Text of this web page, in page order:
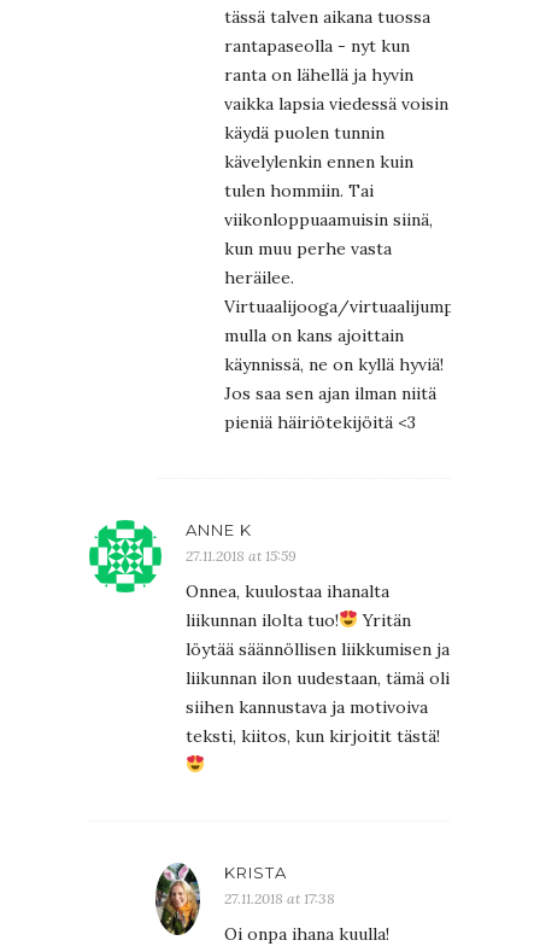
tässä talven aikana tuossa
rantapaseolla - nyt kun
ranta on lähellä ja hyvin
vaikka lapsia viedessä voisin
käydä puolen tunnin
kävelylenkin ennen kuin
tulen hommiin. Tai
viikonloppuaamuisin siinä,
kun muu perhe vasta
heräilee.
Virtuaalijooga/virtuaalijumpat
mulla on kans ajoittain
käynnissä, ne on kyllä hyviä!
Jos saa sen ajan ilman niitä
pieniä häiriötekijöitä <3
ANNE K
27.11.2018 at 15:59
Onnea, kuulostaa ihanalta
liikunnan ilolta tuo!
Yritän
löytää säännöllisen liikkumisen ja
liikunnan ilon uudestaan, tämä oli
siihen kannustava ja motivoiva
teksti, kiitos, kun kirjoitit tästä!
KRISTA
27.11.2018 at 17:38
Oi onpa ihana kuulla!